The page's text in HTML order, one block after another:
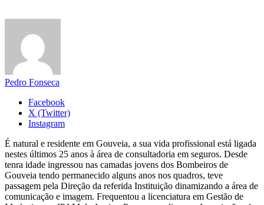
Pedro Fonseca
Facebook
X (Twitter)
Instagram
É natural e residente em Gouveia, a sua vida profissional está ligada
nestes últimos 25 anos à área de consultadoria em seguros. Desde
tenra idade ingressou nas camadas jovens dos Bombeiros de
Gouveia tendo permanecido alguns anos nos quadros, teve
passagem pela Direção da referida Instituição dinamizando a área de
comunicação e imagem. Frequentou a licenciatura em Gestão de